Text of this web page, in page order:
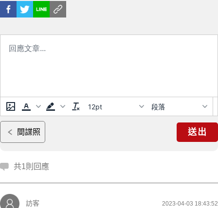
12pt 段落
間諜照 送出
共1則回應
訪客 2023-04-03 18:43:52